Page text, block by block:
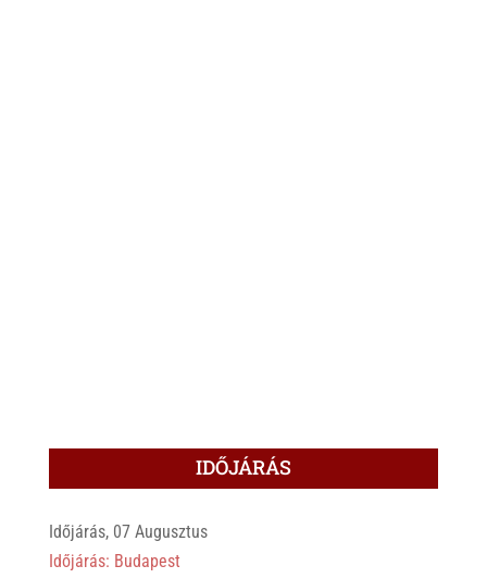
IDŐJÁRÁS
Időjárás, 07 Augusztus
Időjárás: Budapest